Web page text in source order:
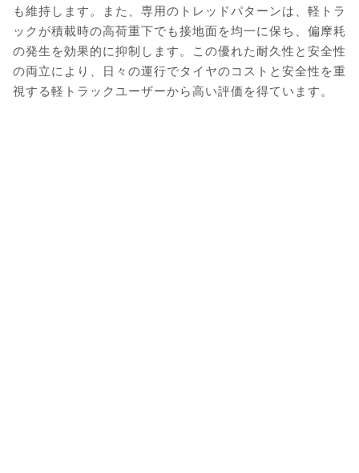
も維持します。また、専用のトレッドパターンは、軽トラ
ックが積載時の高荷重下でも接地面を均一に保ち、偏摩耗
の発生を効果的に抑制します。この優れた耐久性と安全性
の両立により、日々の運行でタイヤのコストと安全性を重
視する軽トラックユーザーから高い評価を得ています。